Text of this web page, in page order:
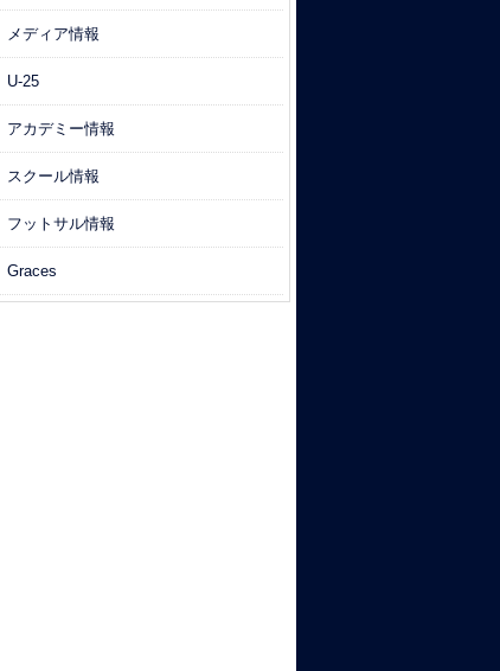
メディア情報
U-25
アカデミー情報
スクール情報
フットサル情報
Graces